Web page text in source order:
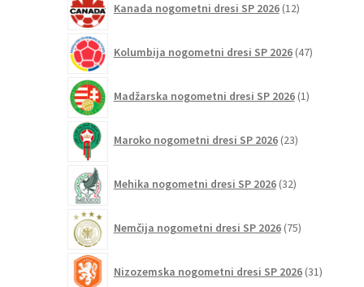
Kanada nogometni dresi SP 2026 12izdelkov
Kolumbija nogometni dresi SP 2026 47izdelkov
Madžarska nogometni dresi SP 2026 1izdelek
Maroko nogometni dresi SP 2026 23izdelkov
Mehika nogometni dresi SP 2026 32izdelkov
Nemčija nogometni dresi SP 2026 75izdelkov
Nizozemska nogometni dresi SP 2026 31izdelkov